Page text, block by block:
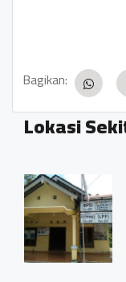
Bagikan:
Lokasi